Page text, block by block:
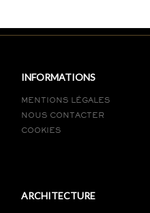
INFORMATIONS
MENTIONS LÉGALES
NOUS CONTACTER
COOKIES
ARCHITECTURE